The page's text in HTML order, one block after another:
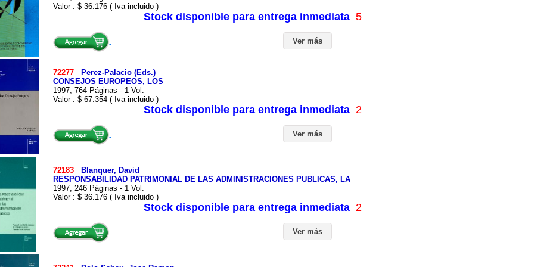
Valor : $ 36.176 ( Iva incluido )
Stock disponible para entrega inmediata 5
Ver más
72277
Perez-Palacio (Eds.)
CONSEJOS EUROPEOS, LOS
1997, 764 Páginas - 1 Vol.
Valor : $ 67.354 ( Iva incluido )
Stock disponible para entrega inmediata 2
Ver más
72183
Blanquer, David
RESPONSABILIDAD PATRIMONIAL DE LAS ADMINISTRACIONES PUBLICAS, LA
1997, 246 Páginas - 1 Vol.
Valor : $ 36.176 ( Iva incluido )
Stock disponible para entrega inmediata 2
Ver más